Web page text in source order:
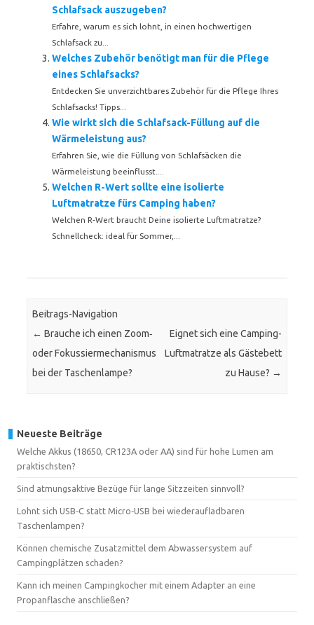
Schlafsack auszugeben?
Erfahre, warum es sich lohnt, in einen hochwertigen
Schlafsack zu...
Welches Zubehör benötigt man für die Pflege
eines Schlafsacks?
Entdecken Sie unverzichtbares Zubehör für die Pflege Ihres
Schlafsacks! Tipps...
Wie wirkt sich die Schlafsack-Füllung auf die
Wärmeleistung aus?
Erfahren Sie, wie die Füllung von Schlafsäcken die
Wärmeleistung beeinflusst....
Welchen R-Wert sollte eine isolierte
Luftmatratze fürs Camping haben?
Welchen R‑Wert braucht Deine isolierte Luftmatratze?
Schnellcheck: ideal für Sommer,...
Beitrags-Navigation
← Brauche ich einen Zoom‑
oder Fokussiermechanismus
bei der Taschenlampe?
Eignet sich eine Camping-
Luftmatratze als Gästebett
zu Hause? →
Neueste Beiträge
Welche Akkus (18650, CR123A oder AA) sind für hohe Lumen am
praktischsten?
Sind atmungsaktive Bezüge für lange Sitzzeiten sinnvoll?
Lohnt sich USB‑C statt Micro‑USB bei wiederaufladbaren
Taschenlampen?
Können chemische Zusatzmittel dem Abwassersystem auf
Campingplätzen schaden?
Kann ich meinen Campingkocher mit einem Adapter an eine
Propanflasche anschließen?